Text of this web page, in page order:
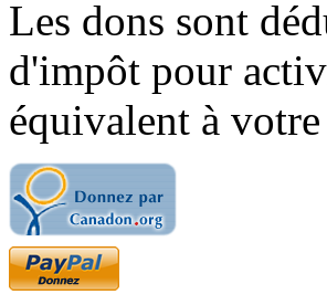
Les dons sont
d'impôt pour
équivalent à